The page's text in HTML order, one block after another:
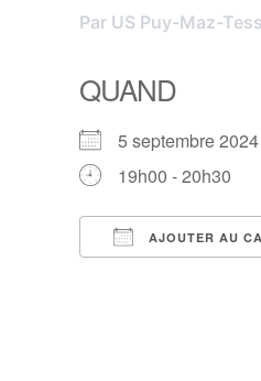
Par US Puy-Maz-Tess
QUAND
5 septembre
19h00 - 20h30
AJOUTER AU